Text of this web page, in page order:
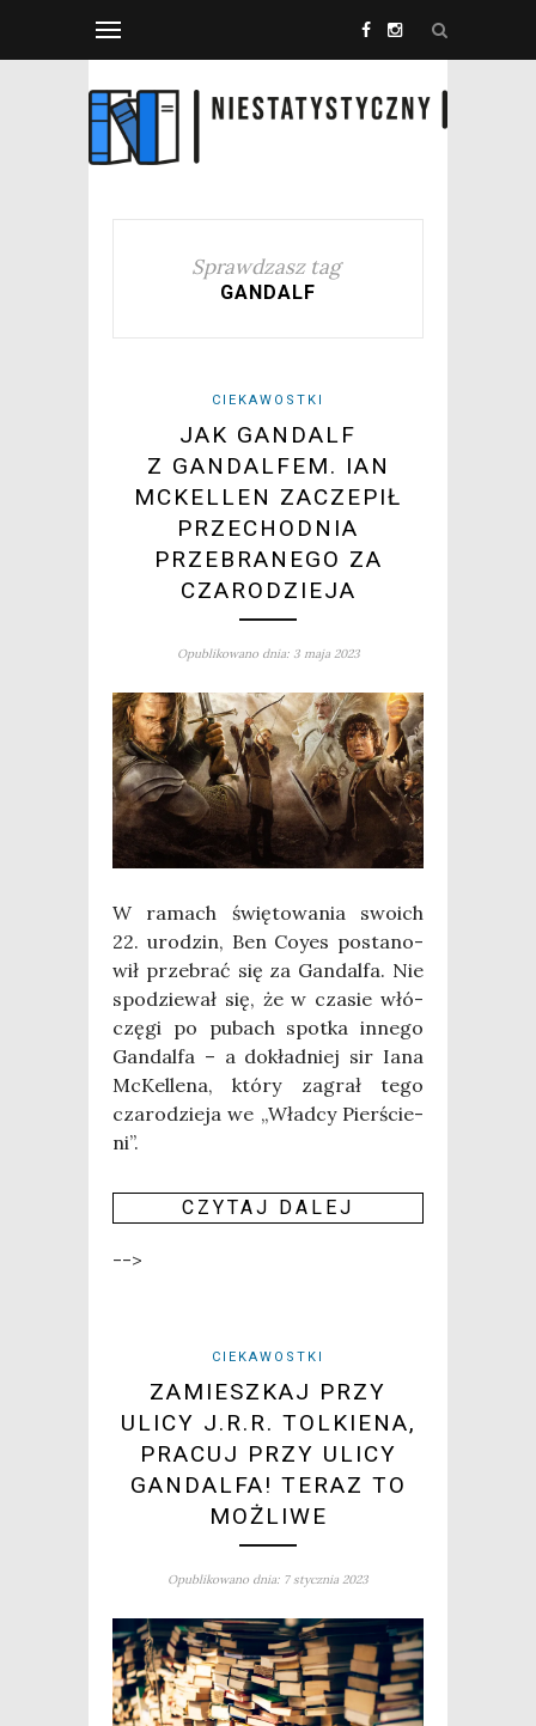
Sprawdzasz tag
GANDALF
CIEKAWOSTKI
JAK GANDALF
Z GANDALFEM. IAN
MCKELLEN ZACZEPIŁ
PRZECHODNIA
PRZEBRANEGO ZA
CZARODZIEJA
Opublikowano dnia: 3 maja 2023
W ramach świę­to­wa­nia swo­ich
22. uro­dzin, Ben Coy­es posta­no­
wił prze­brać się za Gan­dal­fa. Nie
spo­dzie­wał się, że w cza­sie włó­
czę­gi po pubach spo­tka inne­go
Gan­dal­fa – a dokład­niej sir Iana
McKel­le­na, któ­ry zagrał tego
cza­ro­dzie­ja we „Wład­cy Pier­ście­
ni”.
CZY­TAJ DALEJ
-->
CIEKAWOSTKI
ZAMIESZKAJ PRZY
ULICY J.R.R. TOLKIENA,
PRACUJ PRZY ULICY
GANDALFA! TERAZ TO
MOŻLIWE
Opublikowano dnia: 7 stycznia 2023